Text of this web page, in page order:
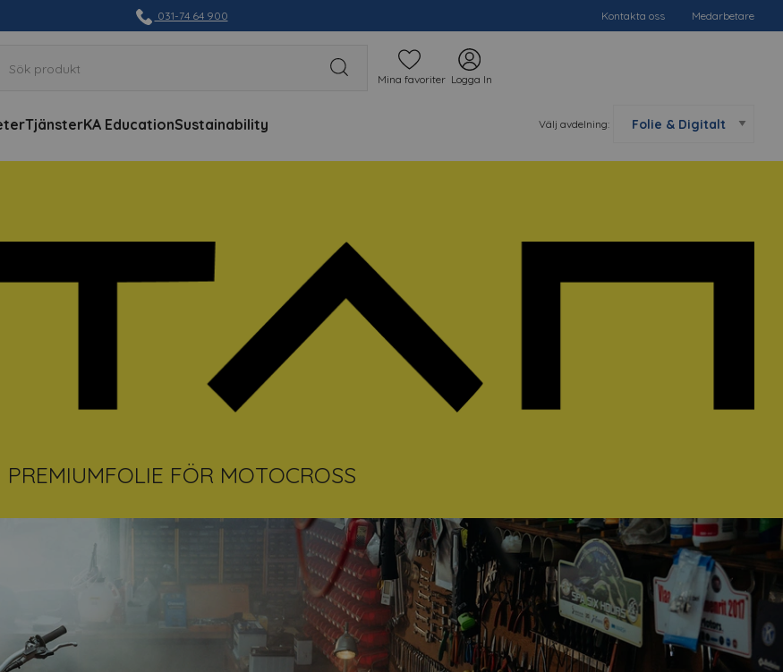
Kontakta oss Medarbetare
031-74 64 900
Mina favoriter Logga In
TjänsterKA EducationSustainability Välj avdelning:
PREMIUMFOLIE FÖR MOTOCROSS